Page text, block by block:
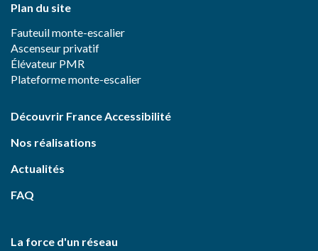
Plan du site
Fauteuil monte-escalier
Ascenseur privatif
Élévateur PMR
Plateforme monte-escalier
Découvrir France Accessibilité
Nos réalisations
Actualités
FAQ
La force d'un réseau